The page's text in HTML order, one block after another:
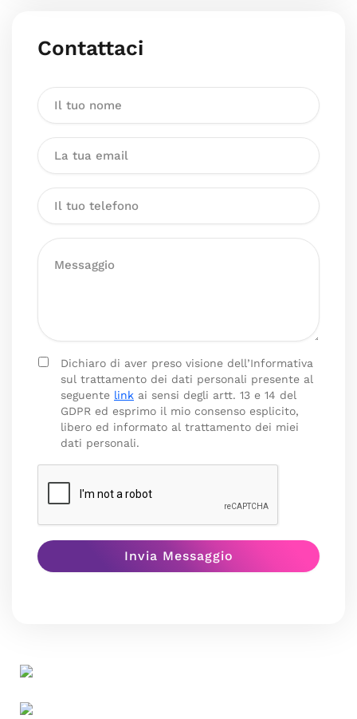
Contattaci
Dichiaro di aver preso visione dell’Informativa
sul trattamento dei dati personali presente al
seguente link ai sensi degli artt. 13 e 14 del
GDPR ed esprimo il mio consenso esplicito,
libero ed informato al trattamento dei miei
dati personali.